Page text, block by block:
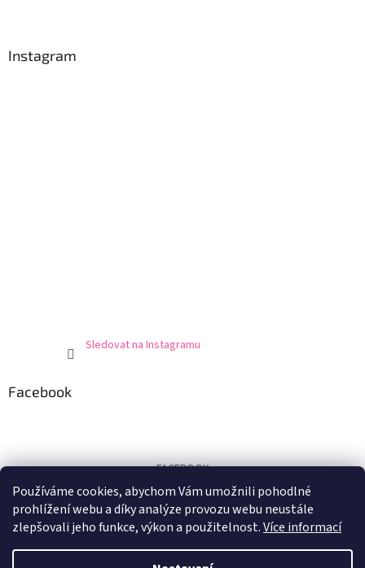
Používáme cookies, abychom Vám umožnili pohodlné
prohlížení webu a díky analýze provozu webu neustále
zlepšovali jeho funkce, výkon a použitelnost.Více informací
Instagram
Sledovat na Instagramu
Facebook
FACEBOOK
Certifikát